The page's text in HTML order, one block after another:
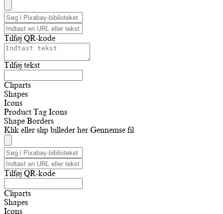
Tilføj QR-kode
Tilføj tekst
Cliparts
Shapes
Icons
Product Tag Icons
Shape Borders
Klik eller slip billeder her Gennemse fil
Tilføj QR-kode
Cliparts
Shapes
Icons